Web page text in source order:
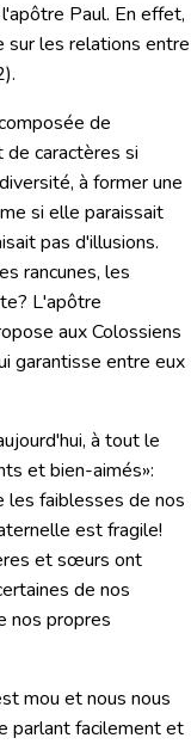
Paul. En effet,
sur les relations entre
de
caractères si
à former une
si elle paraissait
pas d'illusions.
rancunes, les
L'apôtre
aux Colossiens
garantisse entre eux
, à tout le
et bien-aimés»:
les faiblesses de nos
est fragile!
et sœurs ont
de nos
nos propres
mou et nous nous
parlant facilement et